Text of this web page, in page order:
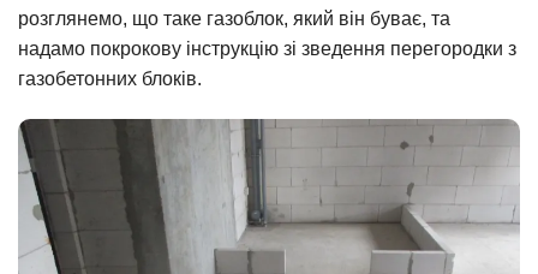
розглянемо, що таке газоблок, який він буває, та
надамо покрокову інструкцію зі зведення перегородки з
газобетонних блоків.